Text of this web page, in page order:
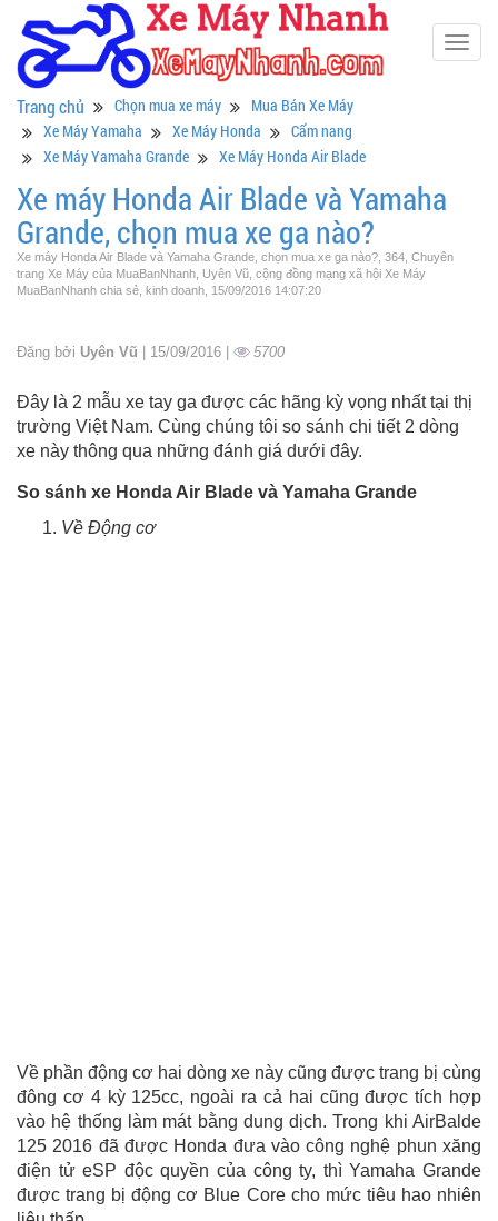
Trang chủ Chọn mua xe máy
Mua Bán Xe Máy
Xe Máy Yamaha
Xe Máy Honda
Cẩm nang
Xe Máy Yamaha Grande
Xe Máy Honda Air Blade
Xe máy Honda Air Blade và Yamaha
Grande, chọn mua xe ga nào?
Xe máy Honda Air Blade và Yamaha Grande, chọn mua xe ga nào?, 364, Chuyên
trang Xe Máy của MuaBanNhanh, Uyên Vũ, cộng đồng mạng xã hội Xe Máy
MuaBanNhanh chia sẻ, kinh doanh, 15/09/2016 14:07:20
Đăng bởi Uyên Vũ | 15/09/2016 | 5700
Đây là 2 mẫu xe tay ga được các hãng kỳ vọng nhất tại thị
trường Việt Nam. Cùng chúng tôi so sánh chi tiết 2 dòng
xe này thông qua những đánh giá dưới đây.
So sánh xe Honda Air Blade và Yamaha Grande
Về Động cơ
Về phần động cơ hai dòng xe này cũng được trang bị cùng
đông cơ 4 kỳ 125cc, ngoài ra cả hai cũng được tích hợp
vào hệ thống làm mát bằng dung dịch. Trong khi AirBalde
125 2016 đã được Honda đưa vào công nghệ phun xăng
điện tử eSP độc quyền của công ty, thì Yamaha Grande
được trang bị động cơ Blue Core cho mức tiêu hao nhiên